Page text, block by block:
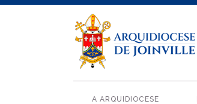
A ARQUIDIOCESE